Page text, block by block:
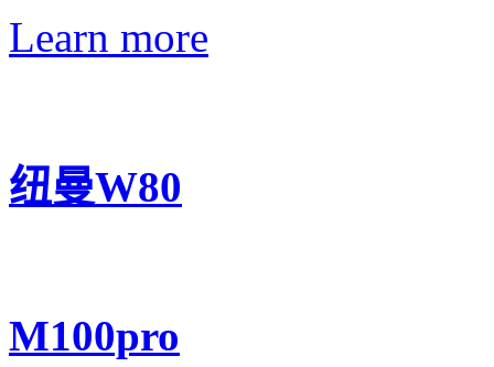
Learn more
纽曼W80
M100pro